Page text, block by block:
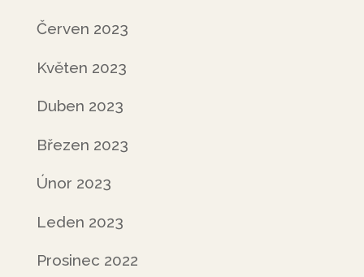
Červen 2023
Květen 2023
Duben 2023
Březen 2023
Únor 2023
Leden 2023
Prosinec 2022